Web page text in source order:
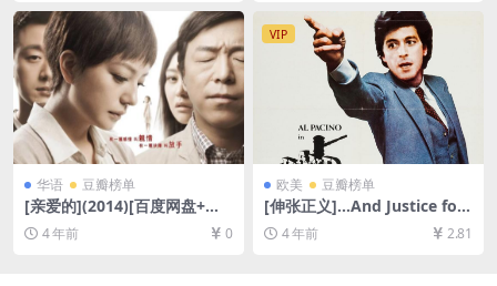
压缩包（含解压密码）】
华语 豆瓣榜单
[亲爱的](2014)[百度网盘+迅
雷云盘资源1080P超清未删减]
[MP4/8GB][中文字幕]
4 年前 0
VIP
欧美 豆瓣榜单
[伸张正义]…And Justice for
All (1979)[百度网盘+迅雷云
盘资源1080P超清未删减][MP
4 年前 2.81